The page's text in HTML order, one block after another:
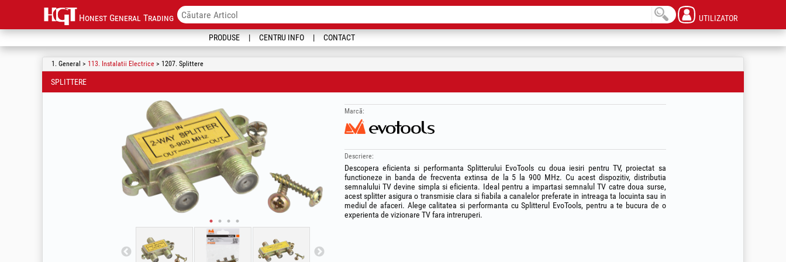
Honest General Trading UTILIZATOR
PRODUSE CENTRU INFO CONTACT
1. General > 113. Instalatii Electrice > 1207. Splittere
SPLITTERE
Marcă:
Descriere:
Descopera eficienta si performanta Splitterului EvoTools cu doua iesiri pentru TV, proiectat sa
functioneze in banda de frecventa extinsa de la 5 la 900 MHz. Cu acest dispozitiv, distributia
semnalului TV devine simpla si eficienta. Ideal pentru a impartasi semnalul TV catre doua surse,
acest splitter asigura o transmisie clara si fiabila a canalelor preferate in intreaga ta locuinta sau in
mediul de afaceri. Alege calitatea si performanta cu Splitterul EvoTools, pentru a te bucura de o
experienta de vizionare TV fara intreruperi.